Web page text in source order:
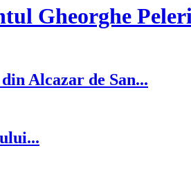
Gheorghe
Alcazar de San...